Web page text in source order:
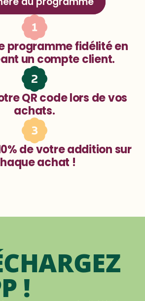
programme fidélité en
un compte client.
QR code lors de vos
achats.
de votre addition sur
achat !
!